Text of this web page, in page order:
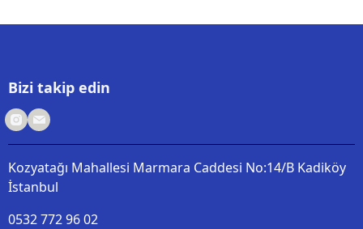
Bizi takip edin
Kozyatağı Mahallesi Marmara Caddesi No:14/B Kadiköy
İstanbul
0532 772 96 02